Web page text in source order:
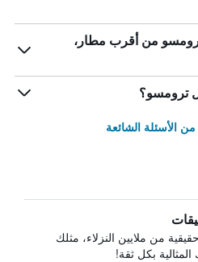
من أقرب مطار،
ترومسو؟
الأسئلة الشائعة
من ملايين النزلاء، مثلك
بكل ثقة!